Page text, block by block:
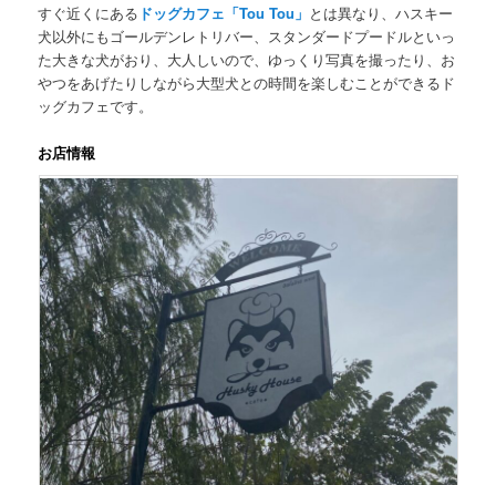
すぐ近くにある ドッグカフェ「Tou Tou」 とは異なり、ハスキー
犬以外にもゴールデンレトリバー、スタンダードプードルといっ
た大きな犬がおり、大人しいので、ゆっくり写真を撮ったり、お
やつをあげたりしながら大型犬との時間を楽しむことができるド
ッグカフェです。
お店情報